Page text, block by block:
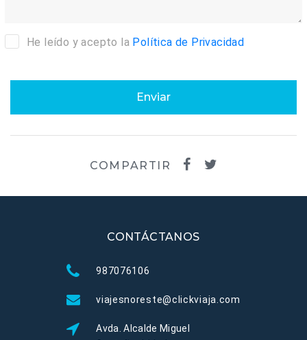
He leído y acepto la Política de Privacidad
Enviar
COMPARTIR
CONTÁCTANOS
987076106
viajesnoreste@clickviaja.com
Avda. Alcalde Miguel